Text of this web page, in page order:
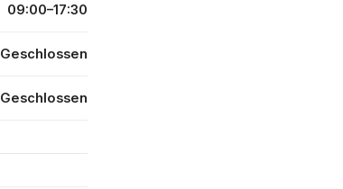
09:00–17:30
Geschlossen
Geschlossen